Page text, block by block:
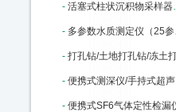
- 活塞式柱状沉积物采样器（5米）中西 型号:KH77-XDB0204库号：M1666
- 多参数水质测定仪（25参数） 型号:SH50-XZ-0125库号：M23001
- 打孔钻/土地打孔钻/冻土打孔钻/冰层上钻孔机中西 型号:KH05-KHT-QD库号：
- 便携式测深仪/手持式超声波水深仪中西 型号:MH-SX300库号：M33491
- 便携式SF6气体定性检漏